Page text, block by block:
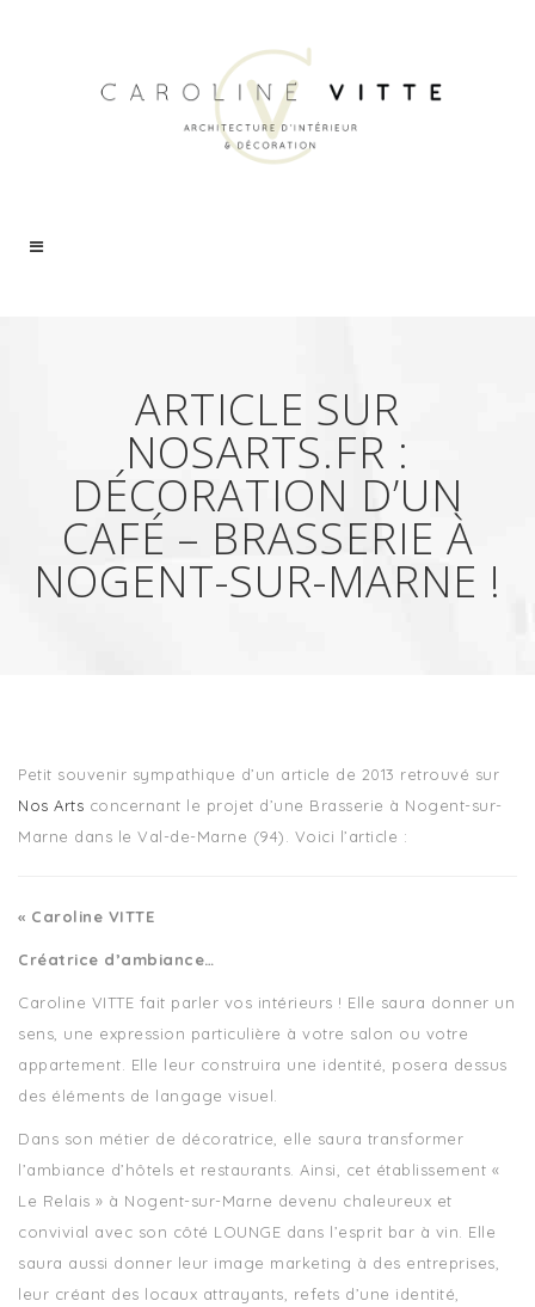
ARTICLE SUR
NOSARTS.FR :
DÉCORATION D’UN
CAFÉ – BRASSERIE À
NOGENT-SUR-MARNE !
Petit souvenir sympathique d’un article de 2013 retrouvé sur
Nos Arts concernant le projet d’une Brasserie à Nogent-sur-
Marne dans le Val-de-Marne (94). Voici l’article :
« Caroline VITTE
Créatrice d’ambiance…
Caroline VITTE fait parler vos intérieurs ! Elle saura donner un
sens, une expression particulière à votre salon ou votre
appartement. Elle leur construira une identité, posera dessus
des éléments de langage visuel.
Dans son métier de décoratrice, elle saura transformer
l’ambiance d’hôtels et restaurants. Ainsi, cet établissement «
Le Relais » à Nogent-sur-Marne devenu chaleureux et
convivial avec son côté LOUNGE dans l’esprit bar à vin. Elle
saura aussi donner leur image marketing à des entreprises,
leur créant des locaux attrayants, refets d’une identité,